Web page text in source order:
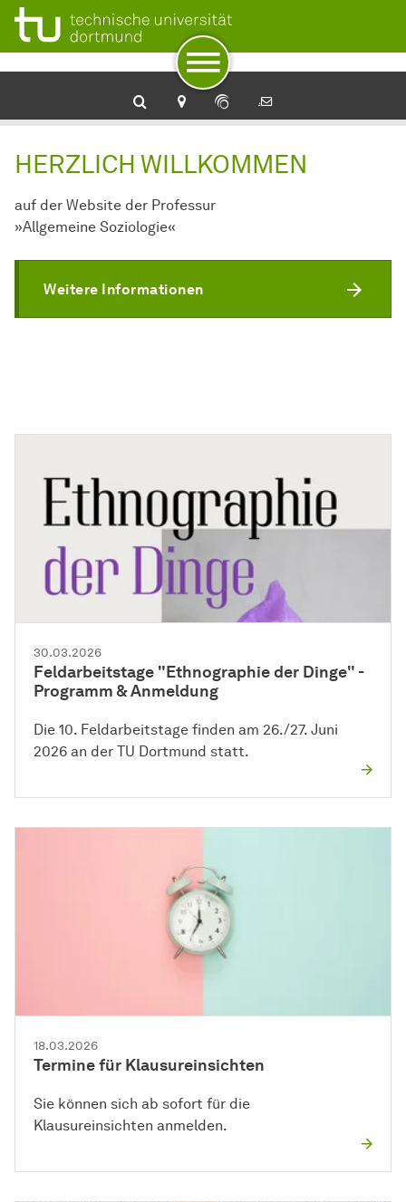
Zur Navigation
Zum Schnellzugriff
Zum Fuß der Seite mit weiteren Services
Zum Inhalt
Zur Startseite
HERZLICH WILLKOMMEN
auf der Website der Professur
»Allgemeine Soziologie«
Weitere Informationen
30.03.2026
Feldarbeitstage "Ethnographie der Dinge" -
Programm & Anmeldung
Die 10. Feldarbeitstage finden am 26./27. Juni
2026 an der TU Dortmund statt.
18.03.2026
Termine für Klausureinsichten
Sie können sich ab sofort für die
Klausureinsichten anmelden.